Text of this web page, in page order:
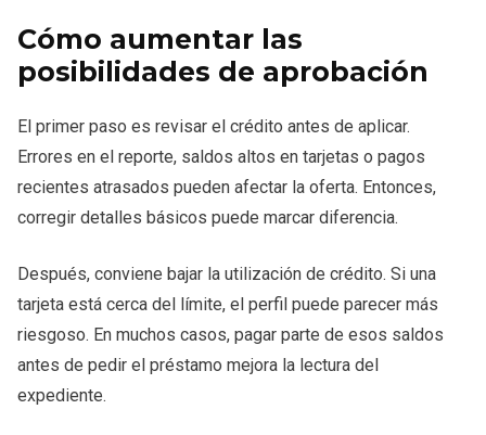
Cómo aumentar las
posibilidades de aprobación
El primer paso es revisar el crédito antes de aplicar.
Errores en el reporte, saldos altos en tarjetas o pagos
recientes atrasados pueden afectar la oferta. Entonces,
corregir detalles básicos puede marcar diferencia.
Después, conviene bajar la utilización de crédito. Si una
tarjeta está cerca del límite, el perfil puede parecer más
riesgoso. En muchos casos, pagar parte de esos saldos
antes de pedir el préstamo mejora la lectura del
expediente.